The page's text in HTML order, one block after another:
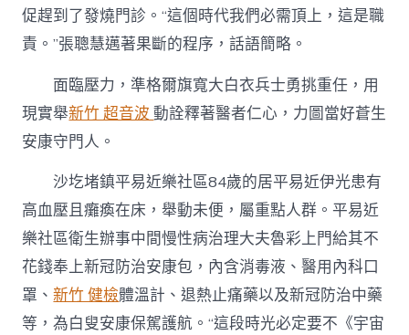
促趕到了發燒門診。“這個時代我們必需頂上，這是職
責。”張聰慧邁著果斷的程序，話語簡略。
面臨壓力，準格爾旗寬大白衣兵士勇挑重任，用
現實舉新竹 超音波動詮釋著醫者仁心，力圖當好蒼生
安康守門人。
沙圪堵鎮平易近樂社區84歲的居平易近伊光患有
高血壓且癱瘓在床，舉動未便，屬重點人群。平易近
樂社區衛生辦事中間慢性病治理大夫魯彩上門給其不
花錢奉上新冠防治安康包，內含消毒液、醫用內科口
罩、新竹 健檢體溫計、退熱止痛藥以及新冠防治中藥
等，為白叟安康保駕護航。“這段時光必定要不《宇宙